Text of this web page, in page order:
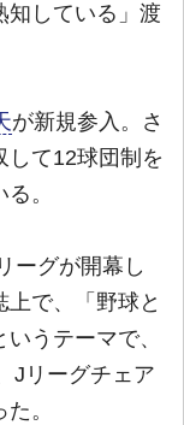
知している」渡
が新規参入。さ
して12球団制を
。
ーグが開幕し
で、「野球と
うテーマで、
Jリーグチェア
。